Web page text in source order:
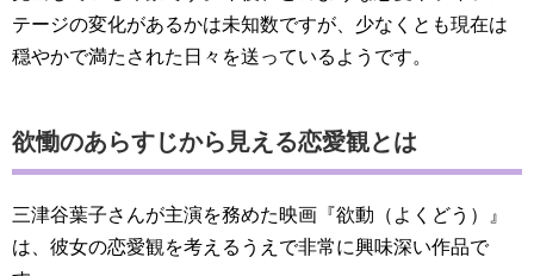
テージの変化があるかは未知数ですが、少なくとも現在は
穏やかで満たされた日々を送っているようです。
欲慟のあらすじから見える恋愛観とは
三津谷葉子さんが主演を務めた映画『欲動（よくどう）』
は、彼女の恋愛観を考えるうえで非常に興味深い作品で